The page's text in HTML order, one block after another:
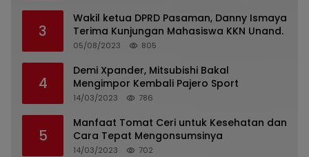
3
Wakil ketua DPRD Pasaman, Danny Ismaya
Terima Kunjungan Mahasiswa KKN Unand.
05/08/2023 805
4
Demi Xpander, Mitsubishi Bakal
Mengimpor Kembali Pajero Sport
14/03/2023 786
5
Manfaat Tomat Ceri untuk Kesehatan dan
Cara Tepat Mengonsumsinya
14/03/2023 702